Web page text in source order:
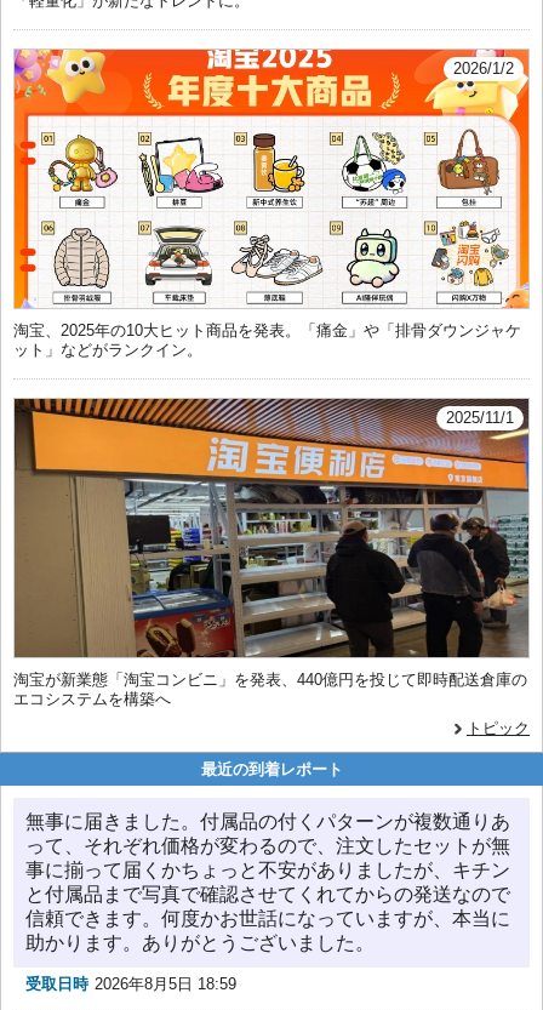
2026/1/2
淘宝、2025年の10大ヒット商品を発表。「痛金」や「排骨ダウンジャケ
ット」などがランクイン。
2025/11/1
淘宝が新業態「淘宝コンビニ」を発表、440億円を投じて即時配送倉庫の
エコシステムを構築へ
トピック
最近の到着レポート
無事に届きました。付属品の付くパターンが複数通りあ
って、それぞれ価格が変わるので、注文したセットが無
事に揃って届くかちょっと不安がありましたが、キチン
と付属品まで写真で確認させてくれてからの発送なので
信頼できます。何度かお世話になっていますが、本当に
助かります。ありがとうございました。
受取日時 2026年8月5日 18:59